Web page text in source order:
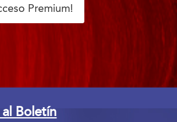
Premium!
Boletín